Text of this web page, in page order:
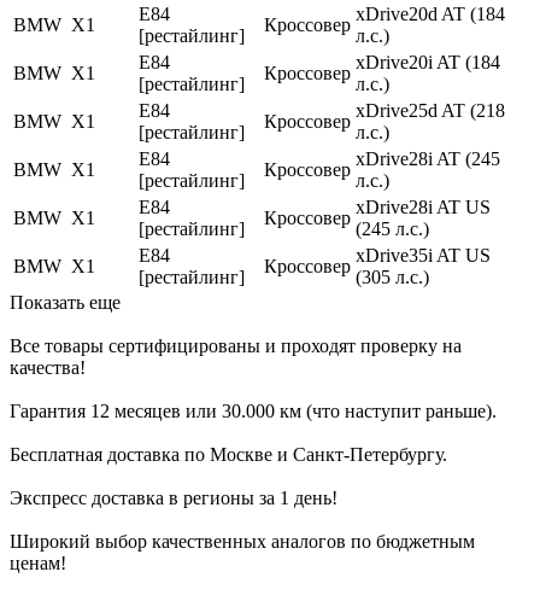
BMW X1
E84
[рестайлинг]
Кроссовер
xDrive20d AT (184
л.с.)
BMW X1
E84
[рестайлинг]
Кроссовер
xDrive20i AT (184
л.с.)
BMW X1
E84
[рестайлинг]
Кроссовер
xDrive25d AT (218
л.с.)
BMW X1
E84
[рестайлинг]
Кроссовер
xDrive28i AT (245
л.с.)
BMW X1
E84
[рестайлинг]
Кроссовер
xDrive28i AT US
(245 л.с.)
BMW X1
E84
[рестайлинг]
Кроссовер
xDrive35i AT US
(305 л.с.)
Показать еще
Все товары сертифицированы и проходят проверку на
качества!
Гарантия 12 месяцев или 30.000 км (что наступит раньше).
Бесплатная доставка по Москве и Санкт-Петербургу.
Экспресс доставка в регионы за 1 день!
Широкий выбор качественных аналогов по бюджетным
ценам!